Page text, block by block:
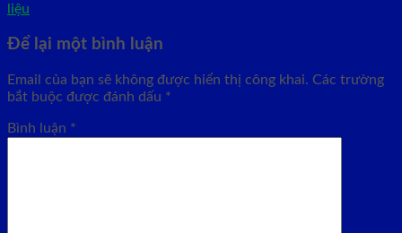
liệu
Để lại một bình luận
Email của bạn sẽ không được hiển thị công khai. Các trường
bắt buộc được đánh dấu *
Bình luận *